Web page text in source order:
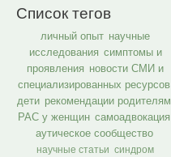
Список тегов
личный опыт научные
исследования симптомы и
проявления новости СМИ и
специализированных ресурсов
дети рекомендации родителям
РАС у женщин самоадвокация
аутическое сообщество
научные статьи синдром